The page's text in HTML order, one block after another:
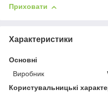
Приховати
Характеристики
Основні
Виробник
Користувальницькі